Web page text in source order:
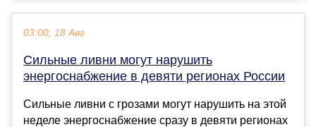
03:00, 18 Авг
Сильные ливни могут нарушить
энергоснабжение в девяти регионах России
Сильные ливни с грозами могут нарушить на этой
неделе энергоснабжение сразу в девяти регионах